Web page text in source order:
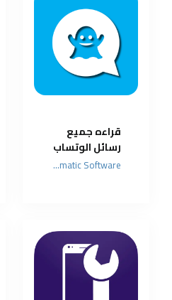
قراءه جميع
رسائل الوتساب
بدون علامه Lumatic Software